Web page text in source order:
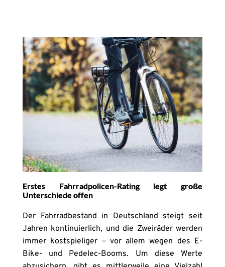
Erstes Fahrradpolicen-Rating legt große
Unterschiede offen
Der Fahrradbestand in Deutschland steigt seit
Jahren kontinuierlich, und die Zweiräder werden
immer kostspieliger – vor allem wegen des E-
Bike- und Pedelec-Booms. Um diese Werte